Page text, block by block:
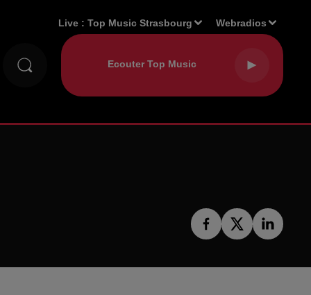
Live :Top Music Strasbourg Webradios